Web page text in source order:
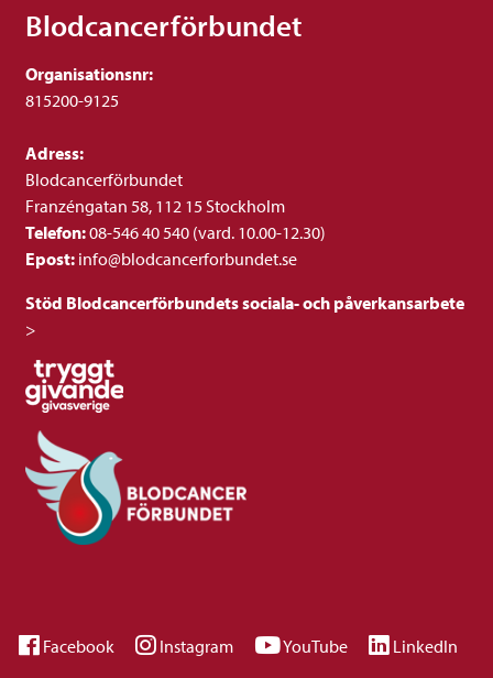
Blodcancerförbundet
Organisationsnr:
815200-9125
Adress:
Blodcancerförbundet
Franzéngatan 58, 112 15 Stockholm
Telefon:08-546 40 540 (vard. 10.00-12.30)
Epost: info@blodcancerforbundet.se
Stöd Blodcancerförbundets sociala- och påverkansarbete
>
Facebook Instagram YouTube LinkedIn